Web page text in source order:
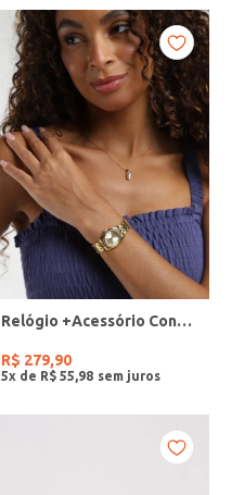
Relógio +Acessório Condor Feminino DOURADO
R$ 279,90
5x de R$ 55 98